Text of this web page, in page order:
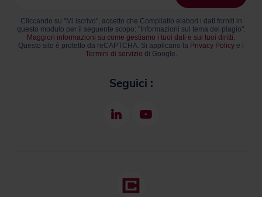
Seguici :
LinkedInYoutube
Cliccando su "Mi iscrivo", accetto che Compilatio elabori i dati forniti in
questo modulo per il seguente scopo: "Informazioni sul tema del plagio".
Maggiori informazioni su come gestiamo i tuoi dati e sui tuoi diritti.
Questo sito è protetto da reCAPTCHA. Si applicano la Privacy Policy e i
Termini di servizio di Google.